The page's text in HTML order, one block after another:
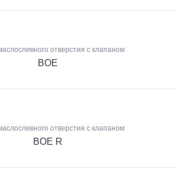
отверстия с клапаном
BOE
отверстия с клапаном
BOE R